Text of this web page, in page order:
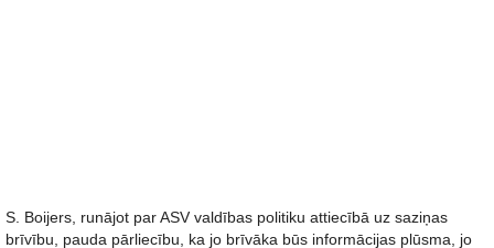
S. Boijers, runājot par ASV valdības politiku attiecībā uz saziņas
brīvību, pauda pārliecību, ka jo brīvāka būs informācijas plūsma, jo